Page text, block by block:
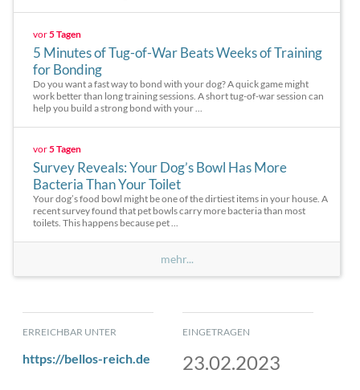
vor5 Tagen
5 Minutes of Tug-of-War Beats Weeks of Training
for Bonding
Do you want a fast way to bond with your dog? A quick game might
work better than long training sessions. A short tug-of-war session can
help you build a strong bond with your ...
vor5 Tagen
Survey Reveals: Your Dog’s Bowl Has More
Bacteria Than Your Toilet
Your dog’s food bowl might be one of the dirtiest items in your house. A
recent survey found that pet bowls carry more bacteria than most
toilets. This happens because pet ...
mehr...
ERREICHBAR UNTER
https://bellos-reich.de
EINGETRAGEN
23.02.2023